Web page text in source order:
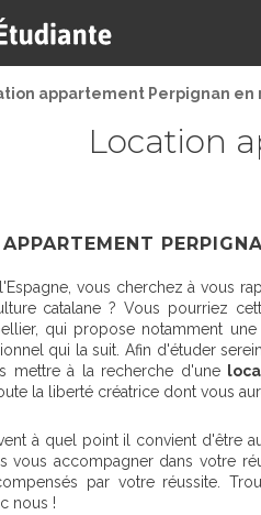
appartement Perpignan
Location
vous cherchez à vous
catalane ? Vous pourriez
qui propose notamment
qui la suit. Afin d'étuder
mettre à la recherche d'une
la liberté créatrice dont vous
à quel point il convient d'être
vous accompagner dans votre
par votre réussite.
nous !